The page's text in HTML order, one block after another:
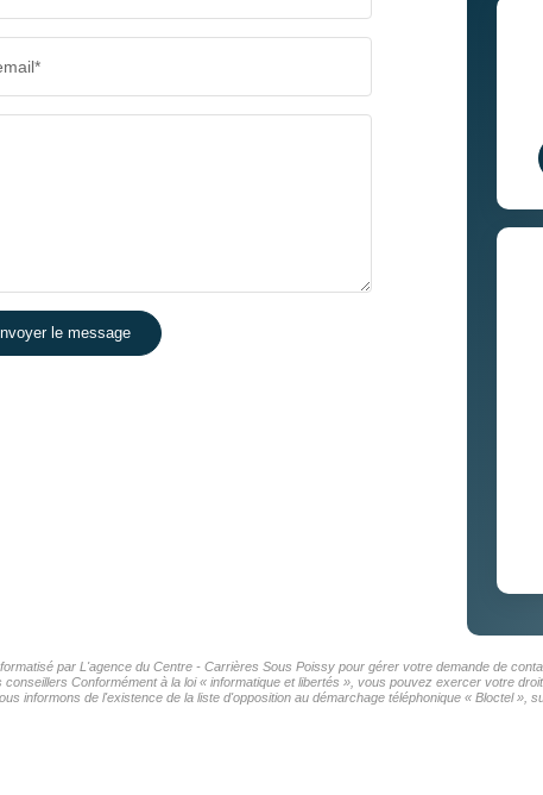
le message
par L'agence du Centre - Carrières Sous Poissy pour gérer votre demande de
Conformément à la loi « informatique et libertés », vous pouvez exercer votre
informons de l'existence de la liste d'opposition au démarchage téléphonique « Bloctel »,